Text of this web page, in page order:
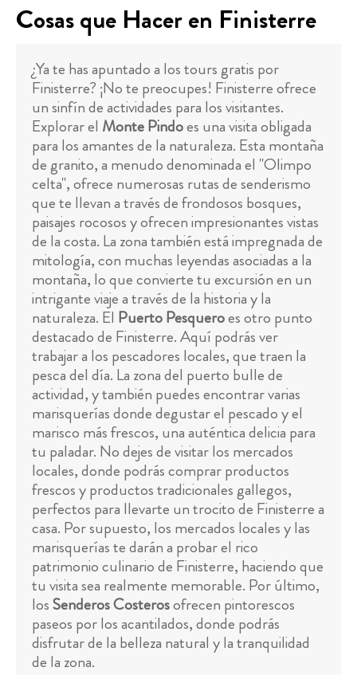
Cosas que Hacer en Finisterre
¿Ya te has apuntado a los tours gratis por
Finisterre? ¡No te preocupes! Finisterre ofrece
un sinfín de actividades para los visitantes.
Explorar el Monte Pindoes una visita obligada
para los amantes de la naturaleza. Esta montaña
de granito, a menudo denominada el "Olimpo
celta", ofrece numerosas rutas de senderismo
que te llevan a través de frondosos bosques,
paisajes rocosos y ofrecen impresionantes vistas
de la costa. La zona también está impregnada de
mitología, con muchas leyendas asociadas a la
montaña, lo que convierte tu excursión en un
intrigante viaje a través de la historia y la
naturaleza. El Puerto Pesqueroes otro punto
destacado de Finisterre. Aquí podrás ver
trabajar a los pescadores locales, que traen la
pesca del día. La zona del puerto bulle de
actividad, y también puedes encontrar varias
marisquerías donde degustar el pescado y el
marisco más frescos, una auténtica delicia para
tu paladar. No dejes de visitar los mercados
locales, donde podrás comprar productos
frescos y productos tradicionales gallegos,
perfectos para llevarte un trocito de Finisterre a
casa. Por supuesto, los mercados locales y las
marisquerías te darán a probar el rico
patrimonio culinario de Finisterre, haciendo que
tu visita sea realmente memorable. Por último,
losSenderos Costerosofrecen pintorescos
paseos por los acantilados, donde podrás
disfrutar de la belleza natural y la tranquilidad
de la zona.